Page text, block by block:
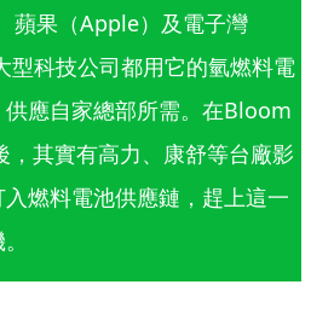
蘋果（Apple）及電子灣
型科技公司都用它的氫燃料電
應自家總部所需。在Bloom
，其實有高力、康舒等台廠影
燃料電池供應鏈，趕上這一